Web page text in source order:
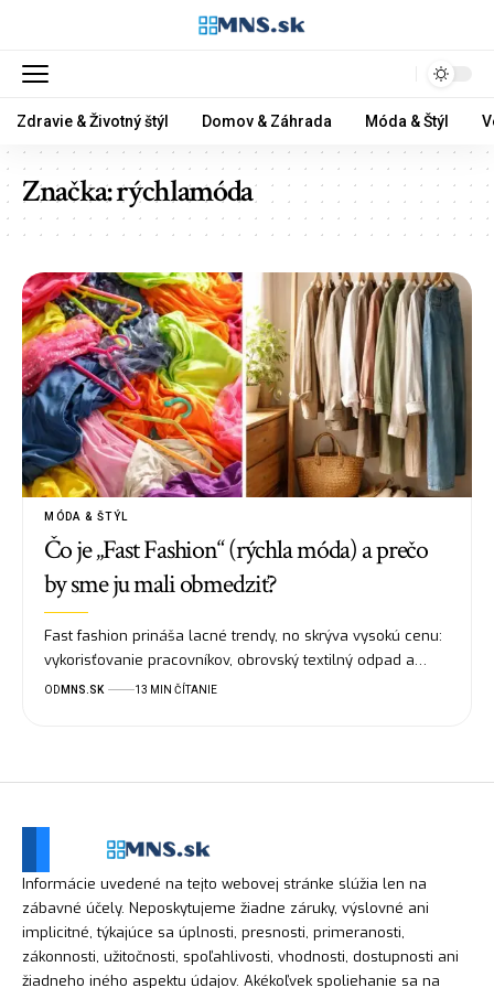
Zdravie & Životný štýl Domov & Záhrada Móda & Štýl
Značka:rýchlamóda
MÓDA & ŠTÝL
Čo je „Fast Fashion“ (rýchla móda) a prečo
by sme ju mali obmedziť?
Fast fashion prináša lacné trendy, no skrýva vysokú cenu:
vykorisťovanie pracovníkov, obrovský textilný odpad a…
OD MNS.SK 13 MIN ČÍTANIE
Informácie uvedené na tejto webovej stránke slúžia len na
zábavné účely. Neposkytujeme žiadne záruky, výslovné ani
implicitné, týkajúce sa úplnosti, presnosti, primeranosti,
zákonnosti, užitočnosti, spoľahlivosti, vhodnosti, dostupnosti ani
žiadneho iného aspektu údajov. Akékoľvek spoliehanie sa na